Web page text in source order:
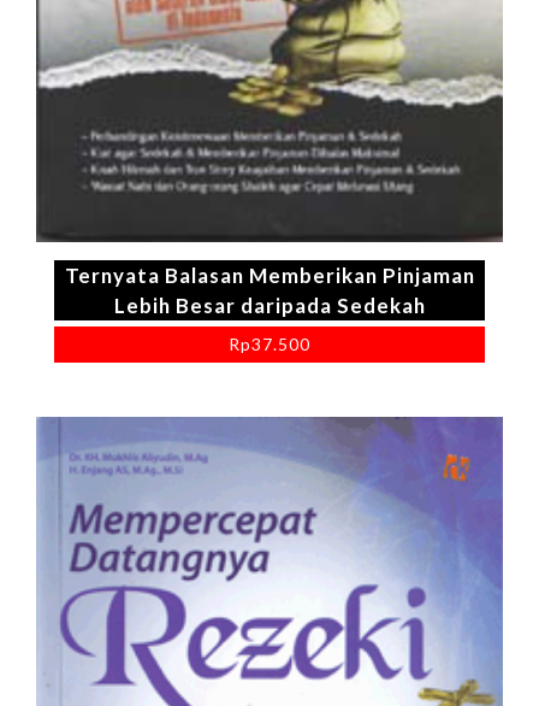
Ternyata Balasan Memberikan Pinjaman
Lebih Besar daripada Sedekah
Rp37.500